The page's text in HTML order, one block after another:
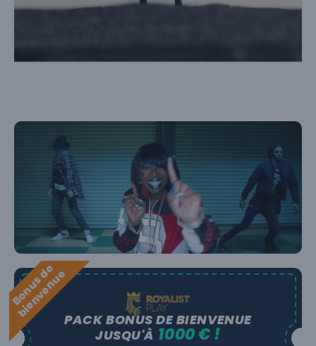
B
o
n
u
s
d
e
b
i
e
n
v
e
n
u
ePACK BONUS DE BIENVENUE
JUSQU'À 1000 € !